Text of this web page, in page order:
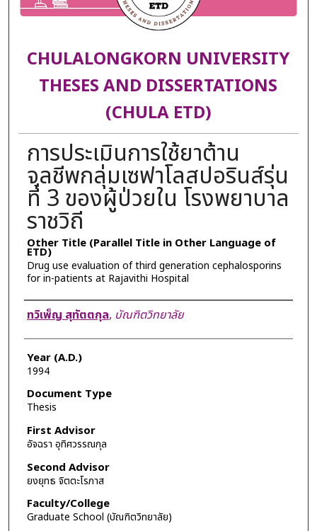
CHULALONGKORN UNIVERSITY
THESES AND DISSERTATIONS
(CHULA ETD)
การประเมินการใช้ยาต้าน
จุลชีพกลุ่มเซฟาโลสปอรินส์รุ่น
ที่ 3 ของผู้ป่วยใน โรงพยาบาล
ราชวิถี
Other Title (Parallel Title in Other Language of
ETD)
Drug use evaluation of third generation cephalosporins
for in-patients at Rajavithi Hospital
Author
ทวิเพ็ญ สุทัตตกุล, บัณฑิตวิทยาลัย
Year (A.D.)
1994
Document Type
Thesis
First Advisor
อัจฉรา อุทิศวรรณกุล
Second Advisor
ยงยุทธ จิตตะโรภาส
Faculty/College
Graduate School (บัณฑิตวิทยาลัย)